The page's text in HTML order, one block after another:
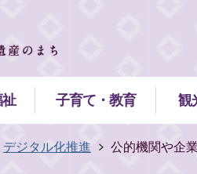
子育て・教育 観
デジタル化推進 公的機関や企